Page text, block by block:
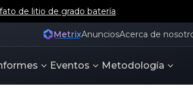
de litio de grado batería
MetrixAnunciosAcerca de
Eventos Metodología